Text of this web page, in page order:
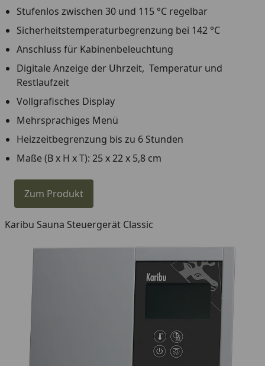
Stufenlos zwischen 30 und 115 °C regelbar
Sicherheitstemperaturbegrenzung bei 142 °C
Anschluss für Kabinenbeleuchtung
Digitale Anzeige der Uhrzeit, Temperatur und
Restlaufzeit
Vollgrafisches Display
Mehrsprachiges Menü
Heizzeitbegrenzung bis zu 6 Stunden
Maße (B x H x T): 25 x 22 x 5,8 cm
Zum Produkt
Karibu Sauna Steuergerät Classic